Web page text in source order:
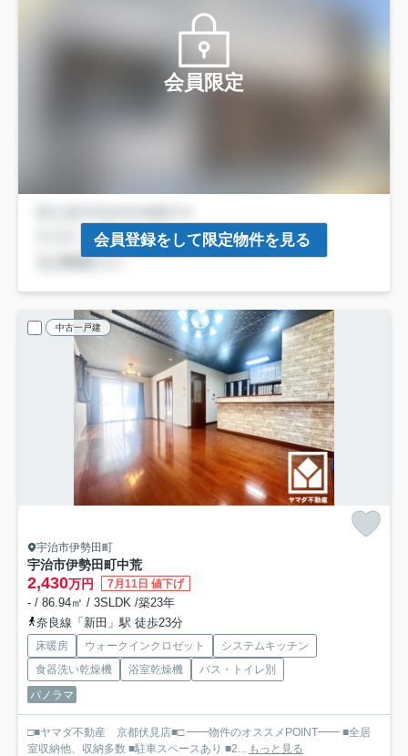
会員限定
会員登録をして限定物件を見る
中古一戸建
宇治市伊勢田町
宇治市伊勢田町中荒
2,430万円 7月11日 値下げ
- / 86.94㎡ / 3SLDK /築23年
奈良線「新田」駅 徒歩23分
床暖房 ウォークインクロゼット
システムキッチン
食器洗い乾燥機
浴室乾燥機
バス・トイレ別
パノラマ
□■ヤマダ不動産 京都伏見店■□ ━━物件のオススメPOINT━━ ■全居
室収納他、収納多数 ■駐車スペースあり ■2... もっと見る